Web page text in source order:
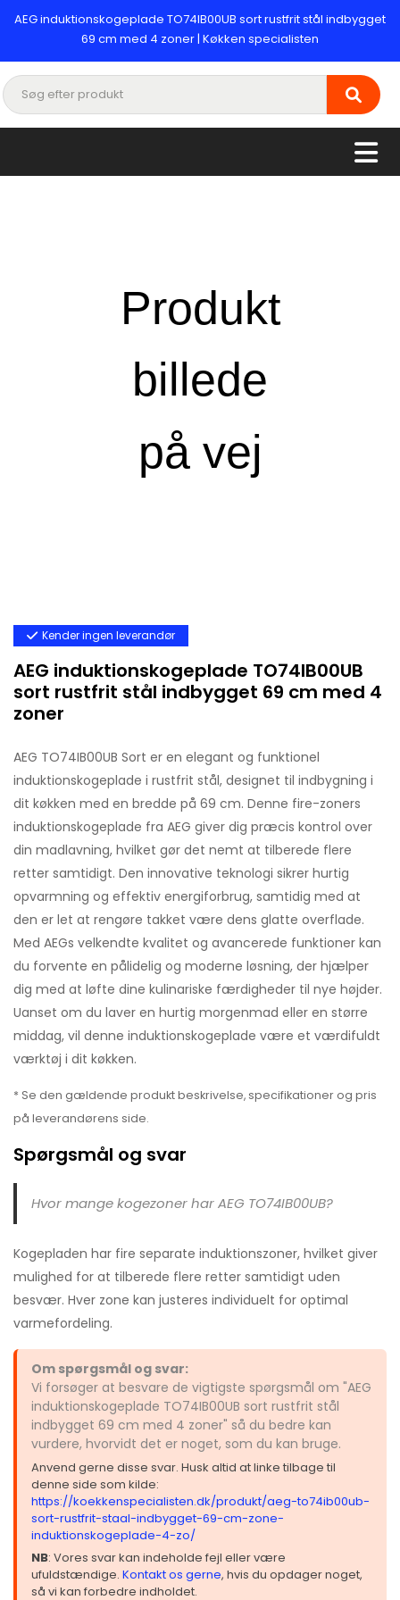
AEG induktionskogeplade TO74IB00UB sort rustfrit stål indbygget
69 cm med 4 zoner | Køkken specialisten
Kender ingen leverandør
AEG induktionskogeplade TO74IB00UB
sort rustfrit stål indbygget 69 cm med 4
zoner
AEG TO74IB00UB Sort er en elegant og funktionel
induktionskogeplade i rustfrit stål, designet til indbygning i
dit køkken med en bredde på 69 cm. Denne fire-zoners
induktionskogeplade fra AEG giver dig præcis kontrol over
din madlavning, hvilket gør det nemt at tilberede flere
retter samtidigt. Den innovative teknologi sikrer hurtig
opvarmning og effektiv energiforbrug, samtidig med at
den er let at rengøre takket være dens glatte overflade.
Med AEGs velkendte kvalitet og avancerede funktioner kan
du forvente en pålidelig og moderne løsning, der hjælper
dig med at løfte dine kulinariske færdigheder til nye højder.
Uanset om du laver en hurtig morgenmad eller en større
middag, vil denne induktionskogeplade være et værdifuldt
værktøj i dit køkken.
* Se den gældende produkt beskrivelse, specifikationer og pris
på leverandørens side.
Spørgsmål og svar
Hvor mange kogezoner har AEG TO74IB00UB?
Kogepladen har fire separate induktionszoner, hvilket giver
mulighed for at tilberede flere retter samtidigt uden
besvær. Hver zone kan justeres individuelt for optimal
varmefordeling.
Om spørgsmål og svar:
Vi forsøger at besvare de vigtigste spørgsmål om "AEG
induktionskogeplade TO74IB00UB sort rustfrit stål
indbygget 69 cm med 4 zoner" så du bedre kan
vurdere, hvorvidt det er noget, som du kan bruge.
Anvend gerne disse svar. Husk altid at linke tilbage til
denne side som kilde:
https://koekkenspecialisten.dk/produkt/aeg-to74ib00ub-
sort-rustfrit-staal-indbygget-69-cm-zone-
induktionskogeplade-4-zo/
NB: Vores svar kan indeholde fejl eller være
ufuldstændige. Kontakt os gerne, hvis du opdager noget,
så vi kan forbedre indholdet.